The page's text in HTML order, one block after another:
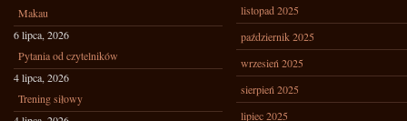
Makau
6 lipca, 2026
Pytania od czytelników
4 lipca, 2026
Trening siłowy
listopad 2025
październik 2025
wrzesień 2025
sierpień 2025
lipiec 2025